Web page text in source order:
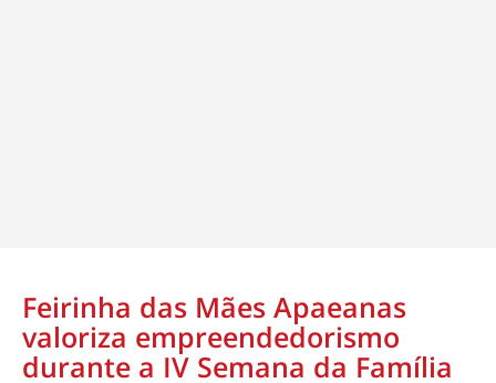
Feirinha das Mães Apaeanas
valoriza empreendedorismo
durante a IV Semana da Família